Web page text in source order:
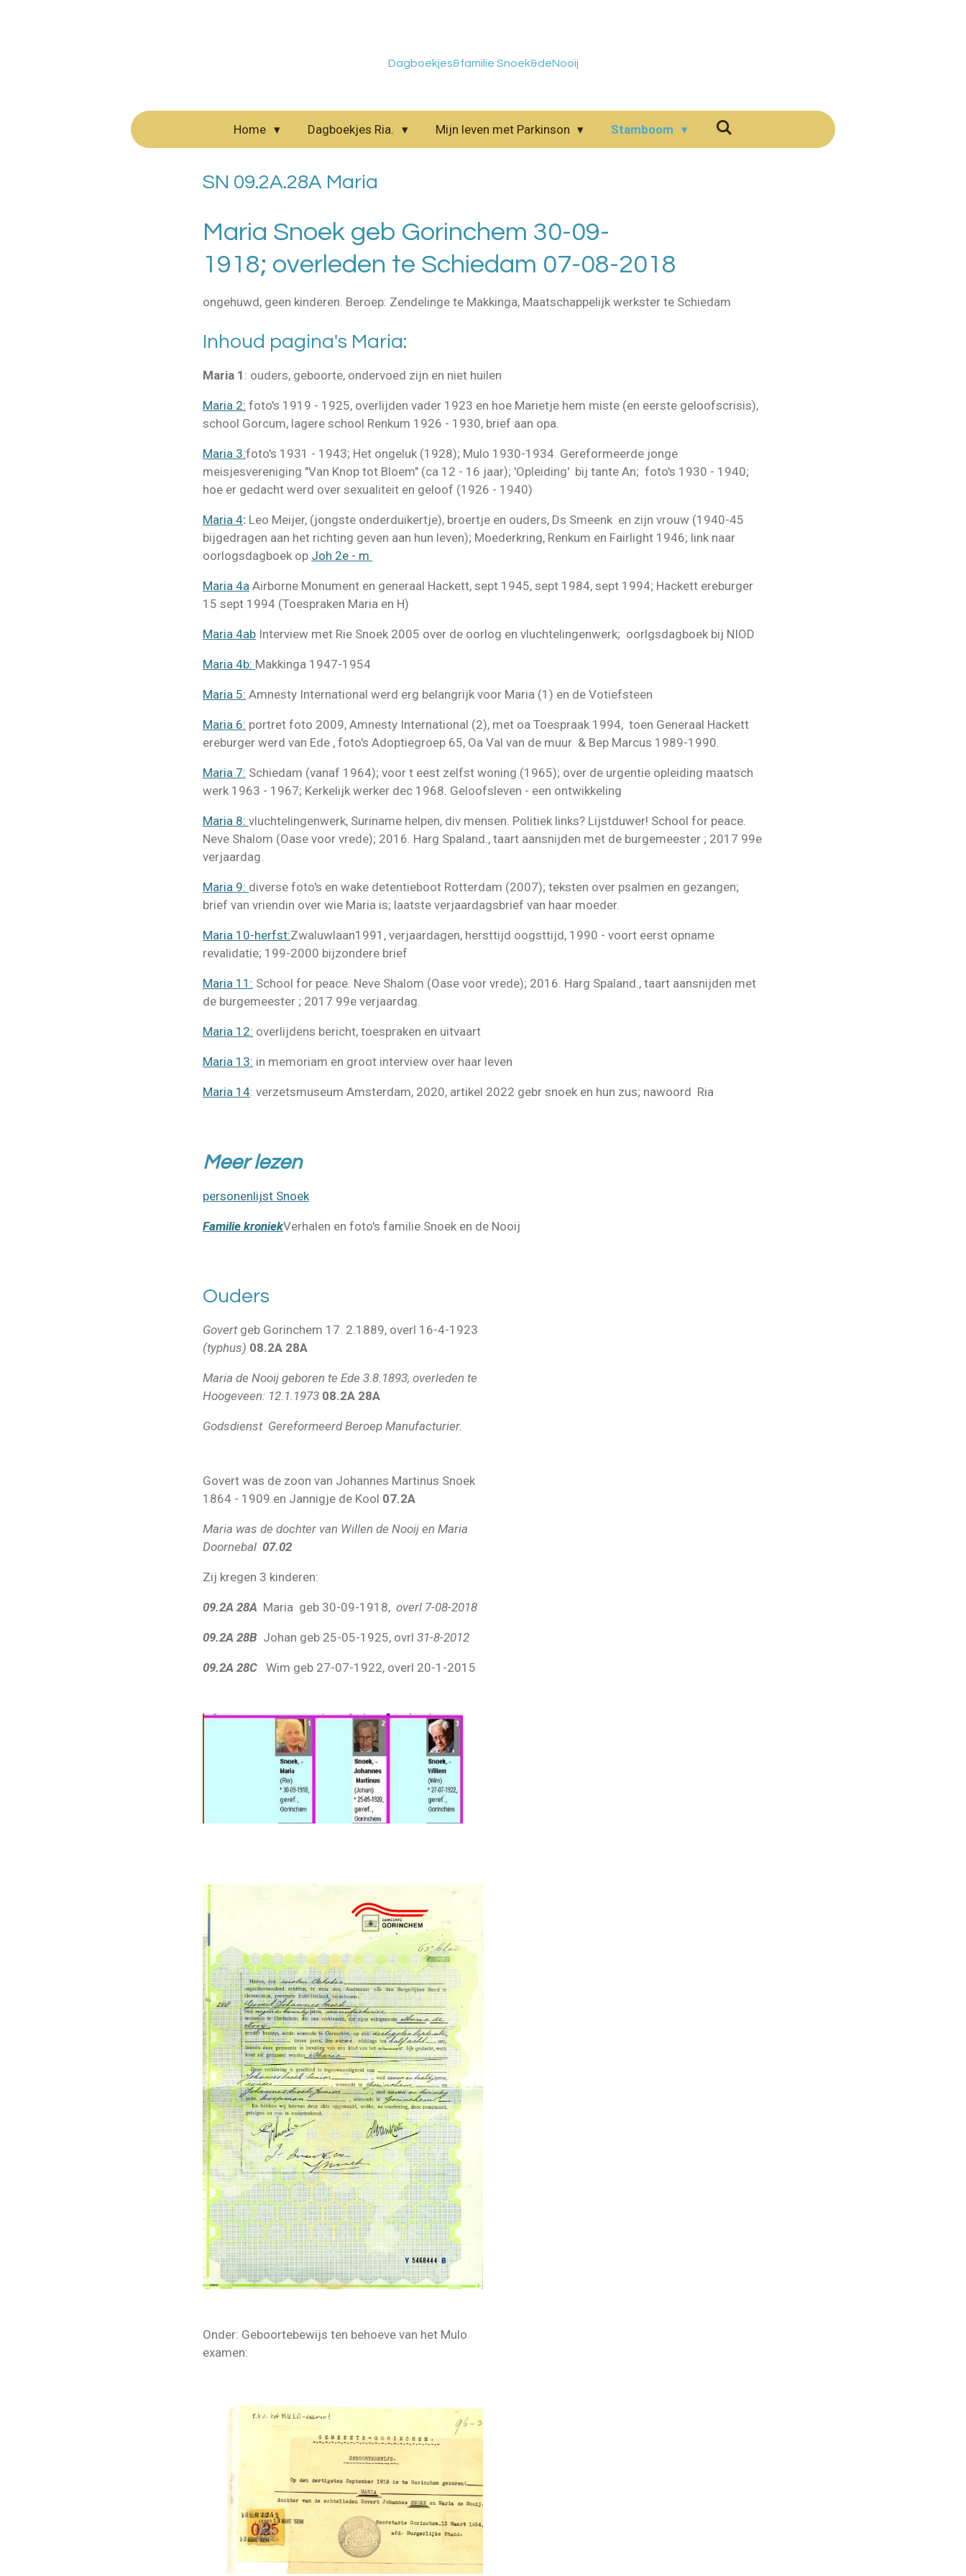
Dagboekjes&familie Snoek&deNooij
Home Dagboekjes Ria. Mijn leven met Parkinson Stamboom
SN 09.2A.28A Maria
Maria Snoek geb Gorinchem 30-09-
1918; overleden te Schiedam 07-08-2018
ongehuwd, geen kinderen. Beroep: Zendelinge te Makkinga, Maatschappelijk werkster te Schiedam
Inhoud pagina's Maria:
Maria 1 : ouders, geboorte, ondervoed zijn en niet huilen
Maria 2: foto's 1919 - 1925, overlijden vader 1923 en hoe Marietje hem miste (en eerste geloofscrisis),
school Gorcum, lagere school Renkum 1926 - 1930, brief aan opa.
Maria 3:foto's 1931 - 1943; Het ongeluk (1928); Mulo 1930-1934. Gereformeerde jonge
meisjesvereniging "Van Knop tot Bloem" (ca 12 - 16 jaar); 'Opleiding' bij tante An; foto's 1930 - 1940;
hoe er gedacht werd over sexualiteit en geloof (1926 - 1940)
Maria 4: Leo Meijer, (jongste onderduikertje), broertje en ouders, Ds Smeenk en zijn vrouw (1940-45
bijgedragen aan het richting geven aan hun leven); Moederkring, Renkum en Fairlight 1946; link naar
oorlogsdagboek op Joh 2e - m
Maria 4a Airborne Monument en generaal Hackett, sept 1945, sept 1984, sept 1994; Hackett ereburger
15 sept 1994 (Toespraken Maria en H)
Maria 4ab Interview met Rie Snoek 2005 over de oorlog en vluchtelingenwerk; oorlgsdagboek bij NIOD
Maria 4b: Makkinga 1947-1954
Maria 5: Amnesty International werd erg belangrijk voor Maria (1) en de Votiefsteen
Maria 6: portret foto 2009, Amnesty International (2), met oa Toespraak 1994, toen Generaal Hackett
ereburger werd van Ede , foto's Adoptiegroep 65, Oa Val van de muur & Bep Marcus 1989-1990.
Maria 7: Schiedam (vanaf 1964); voor t eest zelfst woning (1965); over de urgentie opleiding maatsch
werk 1963 - 1967; Kerkelijk werker dec 1968. Geloofsleven - een ontwikkeling
Maria 8: vluchtelingenwerk, Suriname helpen, div mensen. Politiek links? Lijstduwer! School for peace.
Neve Shalom (Oase voor vrede); 2016. Harg Spaland., taart aansnijden met de burgemeester ; 2017 99e
verjaardag.
Maria 9: diverse foto's en wake detentieboot Rotterdam (2007); teksten over psalmen en gezangen;
brief van vriendin over wie Maria is; laatste verjaardagsbrief van haar moeder.
Maria 10-herfst:Zwaluwlaan1991, verjaardagen, hersttijd oogsttijd, 1990 - voort eerst opname
revalidatie; 199-2000 bijzondere brief
Maria 11: School for peace. Neve Shalom (Oase voor vrede); 2016. Harg Spaland., taart aansnijden met
de burgemeester ; 2017 99e verjaardag.
Maria 12: overlijdens bericht, toespraken en uitvaart
Maria 13: in memoriam en groot interview over haar leven
Maria 14: verzetsmuseum Amsterdam, 2020, artikel 2022 gebr snoek en hun zus; nawoord Ria
Meer lezen
personenlijst Snoek
Familie kroniekVerhalen en foto's familie Snoek en de Nooij
Ouders
Govert geb Gorinchem 17. 2.1889, overl 16-4-1923
(typhus) 08.2A 28A
Maria de Nooij geboren te Ede 3.8.1893, overleden te
Hoogeveen: 12.1.1973 08.2A 28A
Godsdienst Gereformeerd Beroep Manufacturier.
Govert was de zoon van Johannes Martinus Snoek
1864 - 1909 en Jannigje de Kool 07.2A
Maria was de dochter van Willen de Nooij en Maria
Doornebal 07.02
Zij kregen 3 kinderen:
09.2A 28A Maria geb 30-09-1918, overl 7-08-2018
09.2A 28B Johan geb 25-05-1925, ovrl 31-8-2012
09.2A 28C Wim geb 27-07-1922, overl 20-1-2015
Onder: Geboortebewijs ten behoeve van het Mulo
examen: